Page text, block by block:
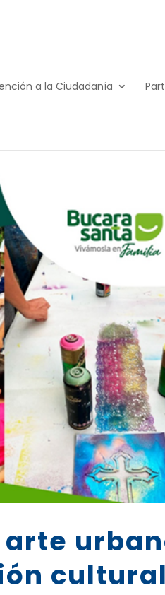
a la Ciudadanía
cultural